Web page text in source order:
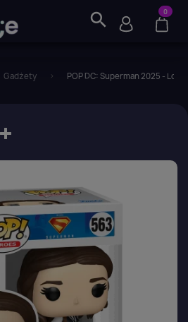
search 0
Gadżety POP DC: Superman 2025 - Lois